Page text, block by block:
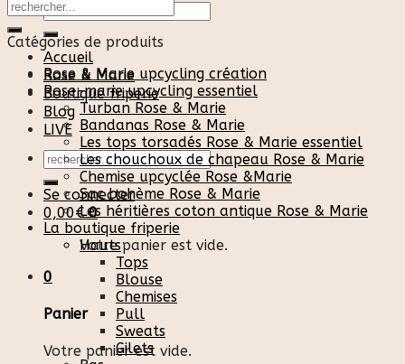
Recherche
pour :
Accueil
Rose & Marie
Boutique friperie
Blog
LIVE
Recherche
pour :
Se connecter
0,00€ 0
Votre panier est vide.
0
Panier
Votre panier est vide.
Catégories de produits
Rose & Marie upcycling création
Rose-marie upcycling essentiel
Turban Rose & Marie
Bandanas Rose & Marie
Les tops torsadés Rose & Marie essentiel
Les chouchoux de chapeau Rose & Marie
Chemise upcyclée Rose &Marie
Sac bohème Rose & Marie
Les héritières coton antique Rose & Marie
La boutique friperie
Hauts
Tops
Blouse
Chemises
Pull
Sweats
Gilets